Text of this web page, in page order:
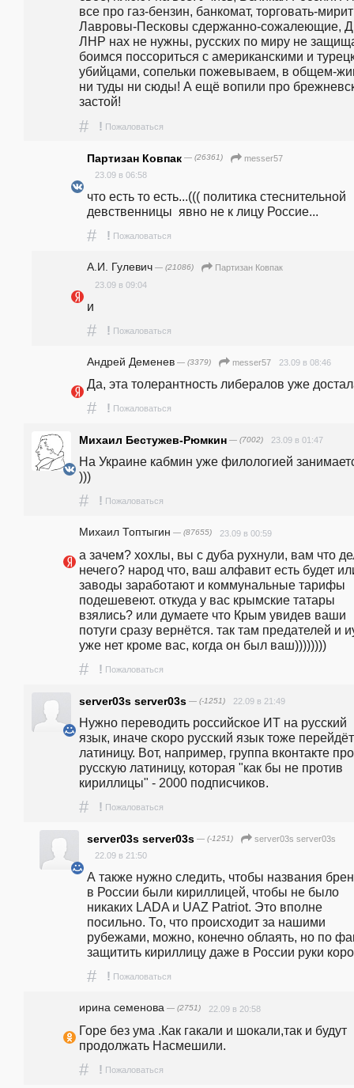
все про газ-бензин, банкомат, торговать-
Лавровы-Песковы сдержанно-сожалеющие,
ЛНР нах не нужны, русских по миру не
боимся поссориться с американскими и
убийцами, сопельки пожевываем, в общем-
ни туды ни сюды! А ещё вопили про
застой!
# ! Пожаловаться
Партизан Ковпак — (26361)
messer57
23.09 в 06:58
что есть то есть...((( политика стеснительной
девственницы  явно не к лицу Россие...
# ! Пожаловаться
А.И. Гулевич — (21086)
Партизан Ковпак
23.09 в 09:04
и
# ! Пожаловаться
Андрей Деменев — (3379) messer57 23.09 в 08:46
Да, эта толерантность либералов уже
# ! Пожаловаться
Михаил Бестужев-Рюмкин — (7002) 23.09 в 01:47
На Украине кабмин уже филологией
)))
# ! Пожаловаться
Михаил Топтыгин — (87655) 23.09 в 00:59
а зачем? хохлы, вы с дуба рухнули, вам что
нечего? народ что, ваш алфавит есть будет
заводы заработают и коммунальные тарифы
подешевеют. откуда у вас крымские татары
взялись? или думаете что Крым увидев ваши
потуги сразу вернётся. так там предателей и
уже нет кроме вас, когда он был ваш))))))))
# ! Пожаловаться
server03s server03s — (-1251) 22.09 в 21:49
Нужно переводить российское ИТ на русский
язык, иначе скоро русский язык тоже
латиницу. Вот, например, группа вконтакте про
русскую латиницу, которая "как бы не против
кириллицы" - 2000 подписчиков.
# ! Пожаловаться
server03s server03s — (-1251)
server03s server03s
22.09 в 21:50
А также нужно следить, чтобы названия
в России были кириллицей, чтобы не было
никаких LADA и UAZ Patriot. Это вполне
посильно. То, что происходит за нашими
рубежами, можно, конечно облаять, но по
защитить кириллицу даже в России руки
# ! Пожаловаться
ирина семенова — (2751) 22.09 в 20:58
Горе без ума .Как гакали и шокали,так и будут
продолжать Насмешили.
# ! Пожаловаться